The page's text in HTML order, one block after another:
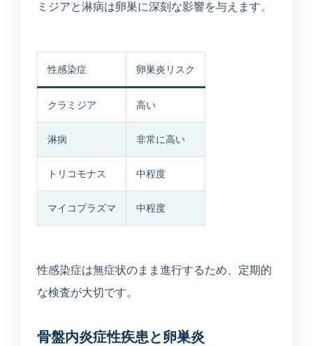
ミジアと淋病は卵巣に深刻な影響を与えます。
性感染症 卵巣炎リスク
クラミジア 高い
淋病 非常に高い
トリコモナス 中程度
マイコプラズマ 中程度
性感染症は無症状のまま進行するため、定期的
な検査が大切です。
骨盤内炎症性疾患と卵巣炎